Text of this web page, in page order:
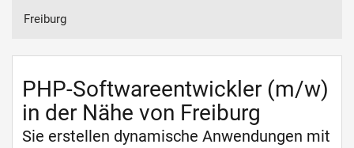
Freiburg
PHP-Softwareentwickler (m/w)
in der Nähe von Freiburg
Sie erstellen dynamische Anwendungen mit